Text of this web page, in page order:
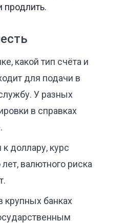
продлить.
какой тип счёта и
для подачи в
У разных
в справках
доллару, курс
валютного риска
крупных банках